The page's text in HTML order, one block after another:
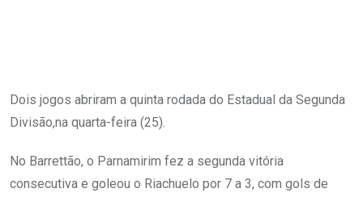
Dois jogos abriram a quinta rodada do Estadual da Segunda
Divisão,na quarta-feira (25).
No Barrettão, o Parnamirim fez a segunda vitória
consecutiva e goleou o Riachuelo por 7 a 3, com gols de